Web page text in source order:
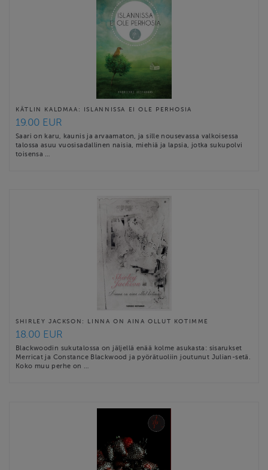
KÄTLIN KALDMAA: ISLANNISSA EI OLE PERHOSIA
19.00 EUR
Saari on karu, kaunis ja arvaamaton, ja sille nousevassa valkoisessa
talossa asuu vuosisadallinen naisia, miehiä ja lapsia, jotka sukupolvi
toisensa …
SHIRLEY JACKSON: LINNA ON AINA OLLUT KOTIMME
18.00 EUR
Blackwoodin sukutalossa on jäljellä enää kolme asukasta: sisarukset
Merricat ja Constance Blackwood ja pyörätuoliin joutunut Julian-setä.
Koko muu perhe on …